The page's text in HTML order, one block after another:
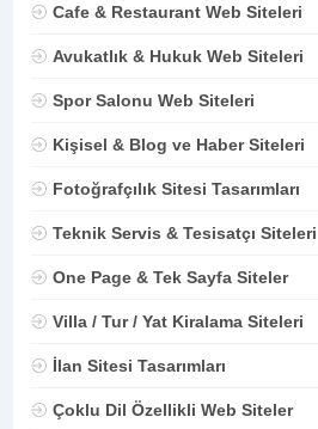
Cafe & Restaurant Web Siteleri
Avukatlık & Hukuk Web Siteleri
Spor Salonu Web Siteleri
Kişisel & Blog ve Haber Siteleri
Fotoğrafçılık Sitesi Tasarımları
Teknik Servis & Tesisatçı Siteleri
One Page & Tek Sayfa Siteler
Villa / Tur / Yat Kiralama Siteleri
İlan Sitesi Tasarımları
Çoklu Dil Özellikli Web Siteler